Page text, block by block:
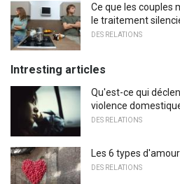
Ce que les couples
le traitement
DES RELATIONS
Intresting articles
Qu'est-ce qui
violence
DES RELATIONS
Les 6 types
DES RELATIONS